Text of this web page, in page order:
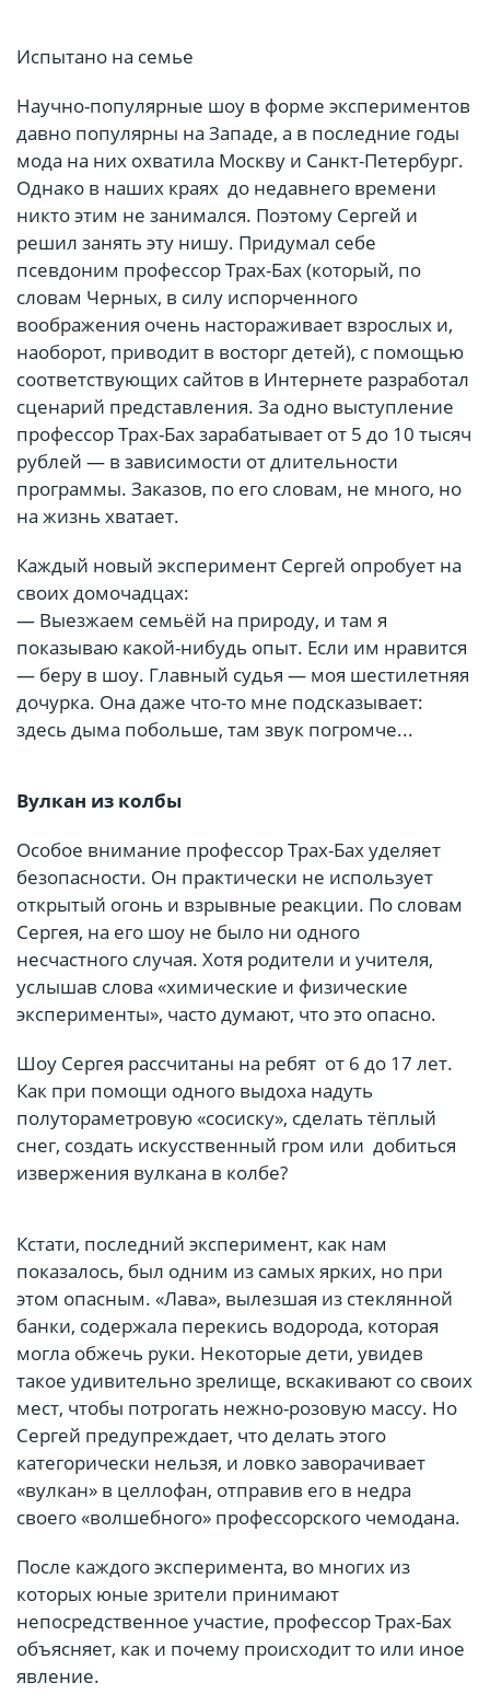
Испытано на семье
Научно-популярные шоу в форме экспериментов
давно популярны на Западе, а в последние годы
мода на них охватила Москву и Санкт-Петербург.
Однако в наших краях до недавнего времени
никто этим не занимался. По­этому Сергей и
решил занять эту нишу. Придумал себе
псевдоним профессор Трах-Бах (который, по
словам Черных, в силу испорченного
воображения очень настораживает взрослых и,
наоборот, приводит в восторг детей), с помощью
соответствующих сайтов в Интернете разработал
сценарий представления. За одно выступление
профессор Трах-Бах зарабатывает от 5 до 10 тысяч
рублей — в зависимости от длительности
программы. Заказов, по его словам, не много, но
на жизнь хватает.
Каждый новый эксперимент Сергей опробует на
своих домочадцах:
— Выезжаем семьёй на природу, и там я
показываю какой-нибудь опыт. Если им нравится
— беру в шоу. Главный судья — моя шестилетняя
дочурка. Она даже что-то мне подсказывает:
здесь дыма побольше, там звук погромче...
Вулкан из колбы
Особое внимание профессор Трах-Бах уделяет
безопасности. Он практически не использует
открытый огонь и взрывные реакции. По словам
Сергея, на его шоу не было ни одного
несчастного случая. Хотя родители и учителя,
услышав слова «химические и физические
эксперименты», часто думают, что это опасно.
Шоу Сергея рассчитаны на ребят от 6 до 17 лет.
Как при помощи одного выдоха надуть
полутораметровую «сосиску», сделать тёплый
снег, создать искусственный гром или добиться
извержения вулкана в колбе?
Кстати, последний эксперимент, как нам
показалось, был одним из самых ярких, но при
этом опасным. «Лава», вылезшая из стеклянной
банки, содержала перекись водорода, которая
могла обжечь руки. Некоторые дети, увидев
такое удивительно зрелище, вскакивают со своих
мест, чтобы потрогать нежно-розовую массу. Но
Сергей предупреждает, что делать этого
категорически нельзя, и ловко заворачивает
«вулкан» в целлофан, отправив его в недра
своего «волшебного» профессорского чемодана.
После каждого эксперимента, во многих из
которых юные зрители принимают
непосредственное участие, профессор Трах-Бах
объясняет, как и почему происходит то или иное
явление.